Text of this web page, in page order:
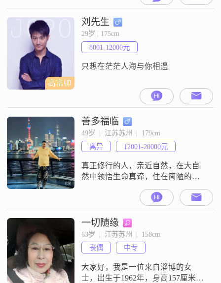
高富帅
刘先生
29岁 | 175cm
8001-12000元
只想在茫茫人海与你相遇
善多福临
49岁  |  江苏苏州  |  179cm
离异
12001-20000元
真正修行的人，亲近自然，在大自
然中领悟生命真谛，住在简陋的土
木或土石房子里，严格遵循着清规
戒律，头顶三尺有神明，平日粗茶
淡饭，自力更生。喜欢清静无为，
只有碰到投机的人，才会说上几句
话。在宁静的地方修炼，才是红尘
悟道。何为修行……修正自己不
足，心存善念，何为福报……行善
积德，善多福临，社会有三类
人……恶人……恶因恶果……
一切随缘
63岁  |  江苏苏州  |  158cm
丧偶
中专
大家好，我是一位来自淄博的女
士，出生于1962年，身高157厘米。